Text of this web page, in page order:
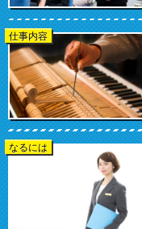
仕事内容
なるには